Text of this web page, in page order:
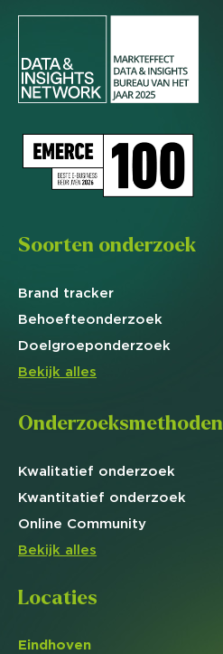
Soorten onderzoek
Brand tracker
Behoefteonderzoek
Doelgroeponderzoek
Bekijk alles
Onderzoeksmethoden
Kwalitatief onderzoek
Kwantitatief onderzoek
Online Community
Bekijk alles
Locaties
Eindhoven